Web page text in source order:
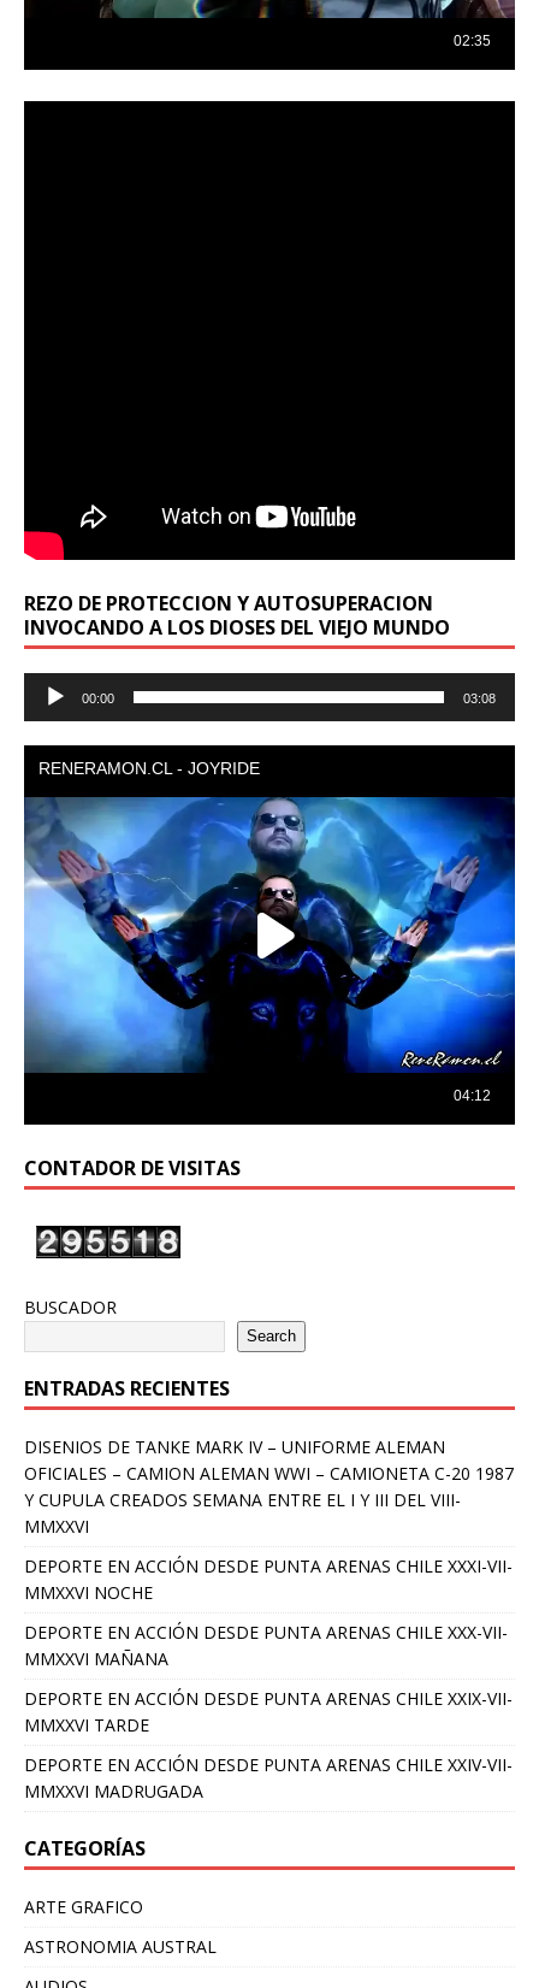
REZO DE PROTECCION Y AUTOSUPERACION
INVOCANDO A LOS DIOSES DEL VIEJO MUNDO
Reproductor
00:00 03:08
CONTADOR DE VISITAS
BUSCADOR
Search
ENTRADAS RECIENTES
DISENIOS DE TANKE MARK IV – UNIFORME ALEMAN
OFICIALES – CAMION ALEMAN WWI – CAMIONETA C-20 1987
Y CUPULA CREADOS SEMANA ENTRE EL I Y III DEL VIII-
MMXXVI
DEPORTE EN ACCIÓN DESDE PUNTA ARENAS CHILE XXXI-VII-
MMXXVI NOCHE
DEPORTE EN ACCIÓN DESDE PUNTA ARENAS CHILE XXX-VII-
MMXXVI MAÑANA
DEPORTE EN ACCIÓN DESDE PUNTA ARENAS CHILE XXIX-VII-
MMXXVI TARDE
DEPORTE EN ACCIÓN DESDE PUNTA ARENAS CHILE XXIV-VII-
MMXXVI MADRUGADA
CATEGORÍAS
ARTE GRAFICO
ASTRONOMIA AUSTRAL